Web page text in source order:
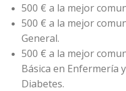
500 € a la mejor
500 € a la mejor
General.
500 € a la mejor
Básica en Enfermería
Diabetes.